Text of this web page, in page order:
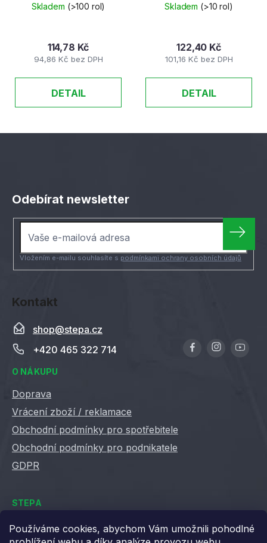
Používáme cookies, abychom Vám umožnili pohodlné
Skladem (>100 rol)
94,86 Kč bez DPH
114,78 Kč
DETAIL
Skladem (>10 rol)
101,16 Kč bez DPH
122,40 Kč
DETAIL
Kontakt
shop@stepa.cz
+420 465 322 714
O NÁKUPU
Doprava
Vrácení zboží / reklamace
Obchodní podmínky pro spotřebitele
Obchodní podmínky pro podnikatele
GDPR
STEPA
Kontakty
Odebírat newsletter
Vložením e-mailu souhlasíte s podmínkami ochrany osobních údajů